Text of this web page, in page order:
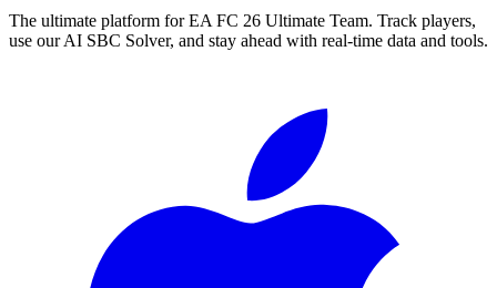
The ultimate platform for EA FC 26 Ultimate Team. Track players,
use our AI SBC Solver, and stay ahead with real-time data and tools.